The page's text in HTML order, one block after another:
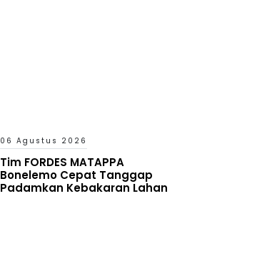
06 Agustus 2026
Tim FORDES MATAPPA
Bonelemo Cepat Tanggap
Padamkan Kebakaran Lahan